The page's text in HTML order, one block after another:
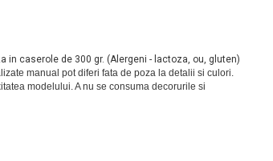
in caserole de 300 gr. (Alergeni - lactoza, ou, gluten)